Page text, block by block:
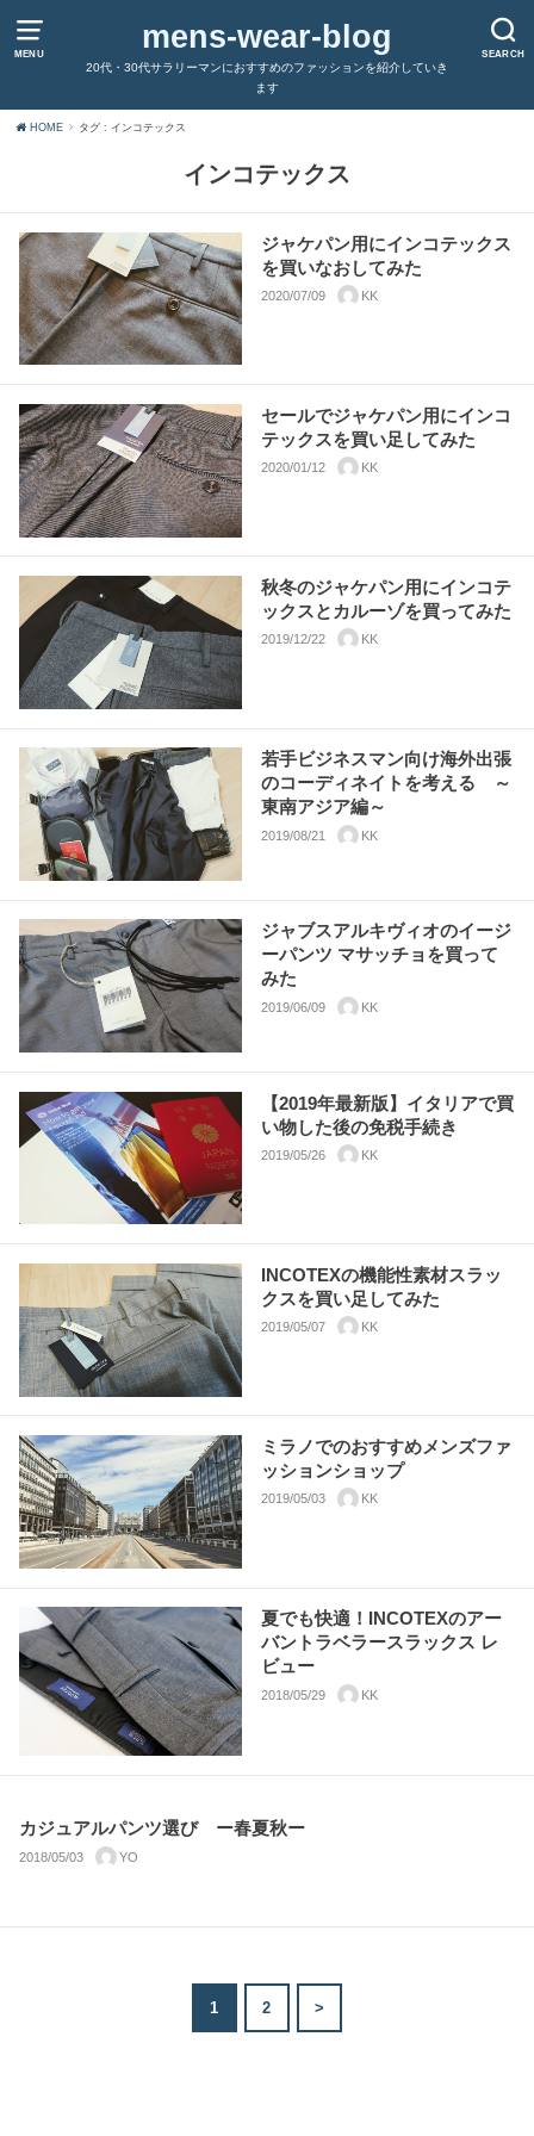
MENU SEARCH
mens-wear-blog
20代・30代サラリーマンにおすすめのファッションを紹介していき
ます
HOME タグ : インコテックス
インコテックス
ジャケパン用にインコテックス
を買いなおしてみた
2020/07/09 KK
セールでジャケパン用にインコ
テックスを買い足してみた
2020/01/12 KK
秋冬のジャケパン用にインコテ
ックスとカルーゾを買ってみた
2019/12/22 KK
若手ビジネスマン向け海外出張
のコーディネイトを考える ～
東南アジア編～
2019/08/21 KK
ジャブスアルキヴィオのイージ
ーパンツ マサッチョを買って
みた
2019/06/09 KK
【2019年最新版】イタリアで買
い物した後の免税手続き
2019/05/26 KK
INCOTEXの機能性素材スラッ
クスを買い足してみた
2019/05/07 KK
ミラノでのおすすめメンズファ
ッションショップ
2019/05/03 KK
夏でも快適！INCOTEXのアー
バントラベラースラックス レ
ビュー
2018/05/29 KK
カジュアルパンツ選び ー春夏秋ー
2018/05/03 YO
1 2 >